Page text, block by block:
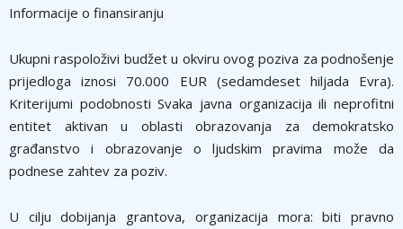
Informacije o finansiranju
Ukupni raspoloživi budžet u okviru ovog poziva za podnošenje
prijedloga iznosi 70.000 EUR (sedamdeset hiljada Evra).
Kriterijumi podobnosti Svaka javna organizacija ili neprofitni
entitet aktivan u oblasti obrazovanja za demokratsko
građanstvo i obrazovanje o ljudskim pravima može da
podnese zahtev za poziv.
U cilju dobijanja grantova, organizacija mora: biti pravno